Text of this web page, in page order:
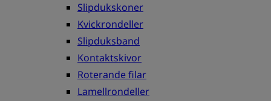
Slipdukskoner
Kvickrondeller
Slipduksband
Kontaktskivor
Roterande filar
Lamellrondeller